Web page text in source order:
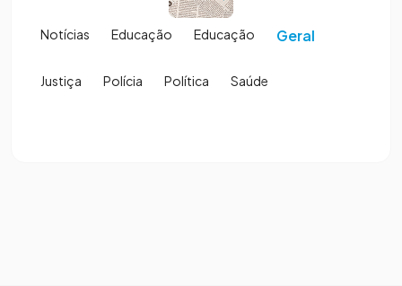
Notícias Educação Educação Geral
Justiça Polícia Política Saúde